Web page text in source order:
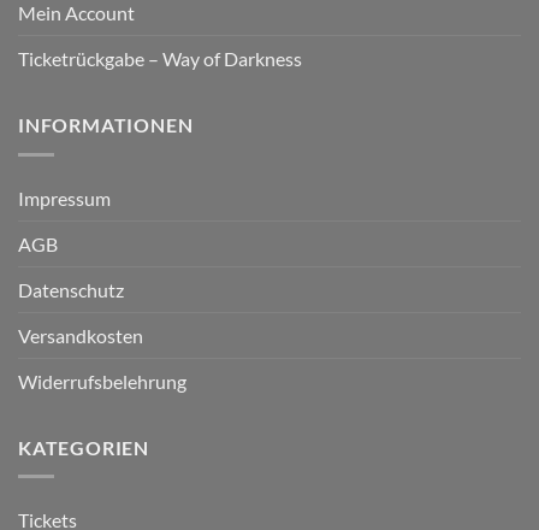
Mein Account
Ticketrückgabe – Way of Darkness
INFORMATIONEN
Impressum
AGB
Datenschutz
Versandkosten
Widerrufsbelehrung
KATEGORIEN
Tickets